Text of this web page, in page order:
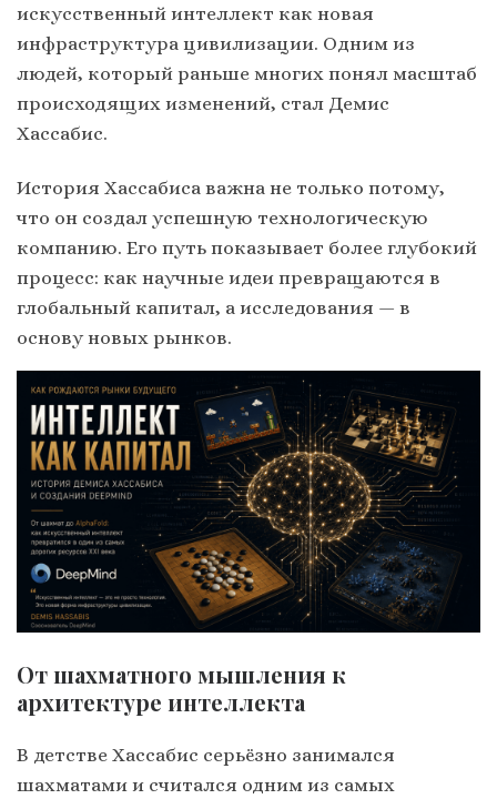
искусственный интеллект как новая
инфраструктура цивилизации. Одним из
людей, который раньше многих понял масштаб
происходящих изменений, стал Демис
Хассабис.
История Хассабиса важна не только потому,
что он создал успешную технологическую
компанию. Его путь показывает более глубокий
процесс: как научные идеи превращаются в
глобальный капитал, а исследования — в
основу новых рынков.
От шахматного мышления к
архитектуре интеллекта
В детстве Хассабис серьёзно занимался
шахматами и считался одним из самых